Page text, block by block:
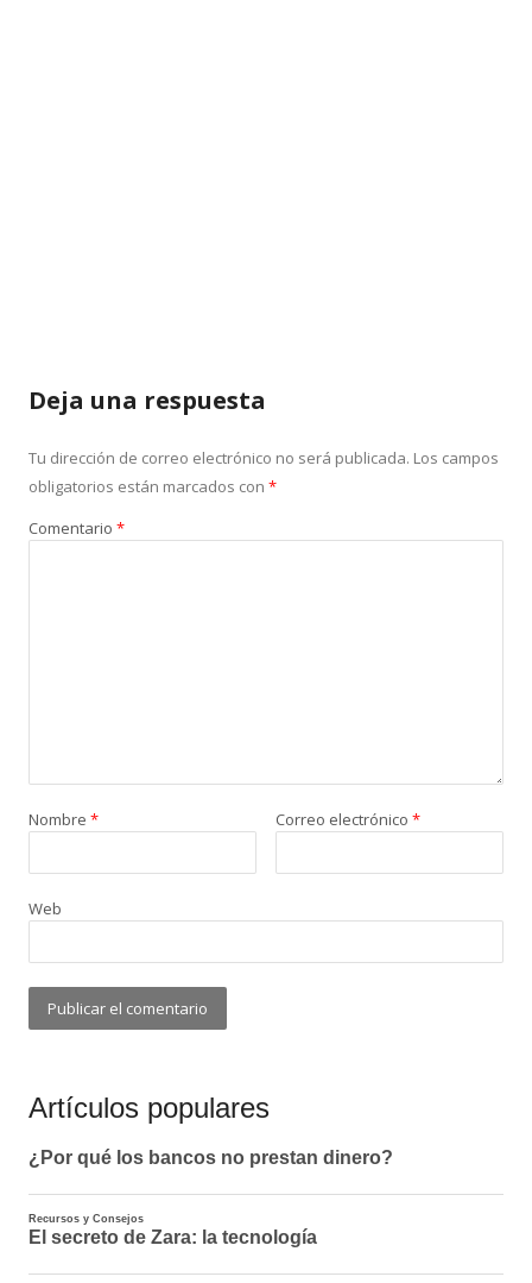
Deja una respuesta
Tu dirección de correo electrónico no será publicada. Los campos
obligatorios están marcados con *
Comentario *
Nombre * Correo electrónico *
Web
Artículos populares